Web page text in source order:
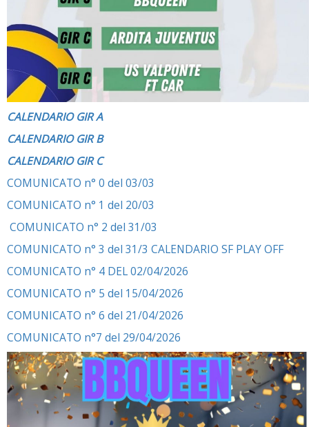
CALENDARIO GIR A
CALENDARIO GIR B
CALENDARIO GIR C
COMUNICATO n° 0 del 03/03
COMUNICATO n° 1 del 20/03
COMUNICATO n° 2 del 31/03
COMUNICATO n° 3 del 31/3 CALENDARIO SF PLAY OFF
COMUNICATO n° 4 DEL 02/04/2026
COMUNICATO n° 5 del 15/04/2026
COMUNICATO n° 6 del 21/04/2026
COMUNICATO n°7 del 29/04/2026